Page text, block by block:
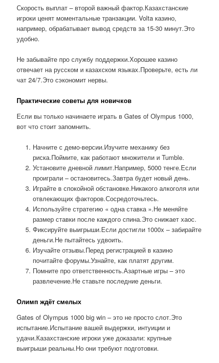
Скорость выплат – второй важный фактор.Казахстанские
игроки ценят моментальные транзакции. Volta казино,
например, обрабатывает вывод средств за 15-30 минут.Это
удобно.
Не забывайте про службу поддержки.Хорошее казино
отвечает на русском и казахском языках.Проверьте, есть ли
чат 24/7.Это сэкономит нервы.
Практические советы для новичков
Если вы только начинаете играть в Gates of Olympus 1000,
вот что стоит запомнить.
Начните с демо-версии.Изучите механику без
риска.Поймите, как работают множители и Tumble.
Установите дневной лимит.Например, 5000 тенге.Если
проиграли – остановитесь.Завтра будет новый день.
Играйте в спокойной обстановке.Никакого алкоголя или
отвлекающих факторов.Сосредоточьтесь.
Используйте стратегию « одна ставка ».Не меняйте
размер ставки после каждого спина.Это снижает хаос.
Фиксируйте выигрыши.Если достигли 1000x – забирайте
деньги.Не пытайтесь удвоить.
Изучайте отзывы.Перед регистрацией в казино
почитайте форумы.Узнайте, как платят другим.
Помните про ответственность.Азартные игры – это
развлечение.Не ставьте последние деньги.
Олимп ждёт смелых
Gates of Olympus 1000 big win – это не просто слот.Это
испытание.Испытание вашей выдержки, интуиции и
удачи.Казахстанские игроки уже доказали: крупные
выигрыши реальны.Но они требуют подготовки.